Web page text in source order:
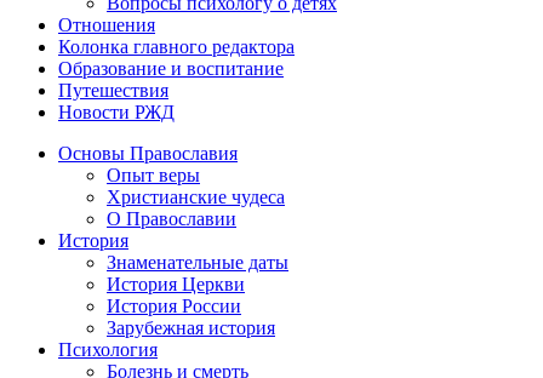
Отношения
Колонка главного редактора
Образование и воспитание
Путешествия
Новости РЖД
Основы Православия
Опыт веры
Христианские чудеса
О Православии
История
Знаменательные даты
История Церкви
История России
Зарубежная история
Психология
Болезнь и смерть